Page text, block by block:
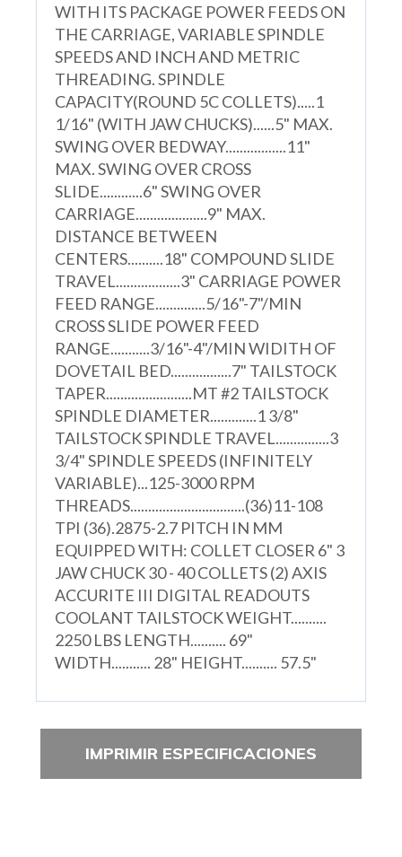
WITH ITS PACKAGE POWER FEEDS ON
THE CARRIAGE, VARIABLE SPINDLE
SPEEDS AND INCH AND METRIC
THREADING. SPINDLE
CAPACITY(ROUND 5C COLLETS).....1
1/16" (WITH JAW CHUCKS)......5" MAX.
SWING OVER BEDWAY.................11"
MAX. SWING OVER CROSS
SLIDE............6" SWING OVER
CARRIAGE....................9" MAX.
DISTANCE BETWEEN
CENTERS..........18" COMPOUND SLIDE
TRAVEL..................3" CARRIAGE POWER
FEED RANGE..............5/16"-7"/MIN
CROSS SLIDE POWER FEED
RANGE...........3/16"-4"/MIN WIDITH OF
DOVETAIL BED.................7" TAILSTOCK
TAPER........................MT #2 TAILSTOCK
SPINDLE DIAMETER.............1 3/8"
TAILSTOCK SPINDLE TRAVEL...............3
3/4" SPINDLE SPEEDS (INFINITELY
VARIABLE)...125-3000 RPM
THREADS................................(36)11-108
TPI (36).2875-2.7 PITCH IN MM
EQUIPPED WITH: COLLET CLOSER 6" 3
JAW CHUCK 30 - 40 COLLETS (2) AXIS
ACCURITE III DIGITAL READOUTS
COOLANT TAILSTOCK WEIGHT..........
2250 LBS LENGTH.......... 69"
WIDTH........... 28" HEIGHT.......... 57.5"
IMPRIMIR ESPECIFICACIONES